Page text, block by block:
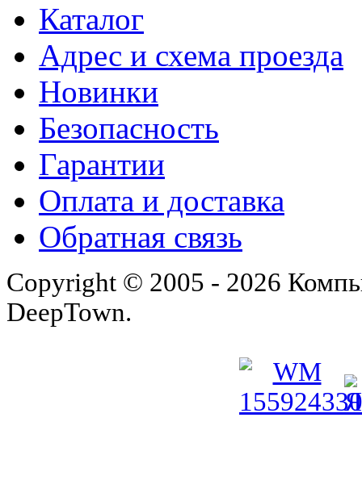
Каталог
Адрес и схема проезда
Новинки
Безопасность
Гарантии
Оплата и доставка
Обратная связь
Copyright © 2005 - 2026
DeepTown.